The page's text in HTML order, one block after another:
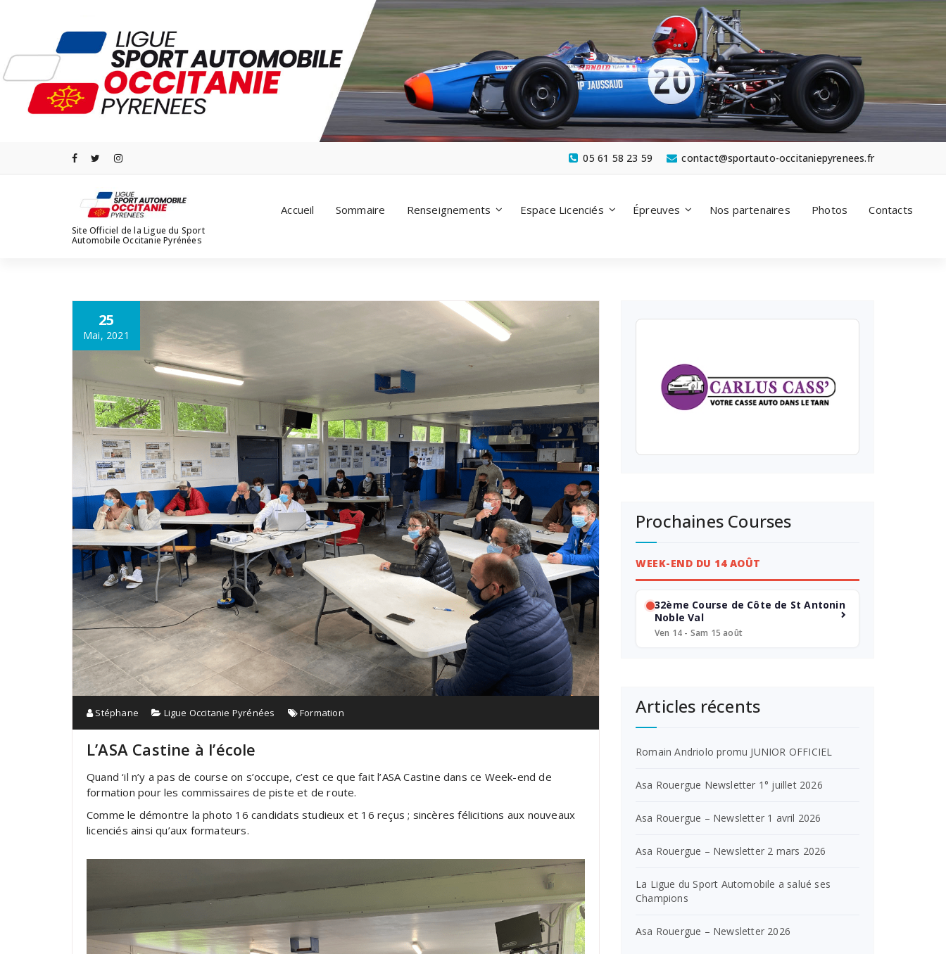
contact@sportauto-occitaniepyrenees.fr
05 61 58 23 59
Site Officiel de la Ligue du Sport
Automobile Occitanie Pyrénées
Accueil Sommaire Renseignements Espace Licenciés Épreuves Nos partenaires Photos Contacts
25
Mai, 2021
Stéphane Ligue Occitanie Pyrénées Formation
L’ASA Castine à l’école
Quand ‘il n’y a pas de course on s’occupe, c’est ce que fait l’ASA Castine dans ce Week-end de
formation pour les commissaires de piste et de route.
Comme le démontre la photo 16 candidats studieux et 16 reçus ; sincères félicitions aux nouveaux
licenciés ainsi qu’aux formateurs.
Prochaines Courses
WEEK-END DU 14 AOÛT
32ème Course de Côte de St Antonin
Noble Val
Ven 14 - Sam 15 août
Articles récents
Romain Andriolo promu JUNIOR OFFICIEL
Asa Rouergue Newsletter 1° juillet 2026
Asa Rouergue – Newsletter 1 avril 2026
Asa Rouergue – Newsletter 2 mars 2026
La Ligue du Sport Automobile a salué ses
Champions
Asa Rouergue – Newsletter 2026